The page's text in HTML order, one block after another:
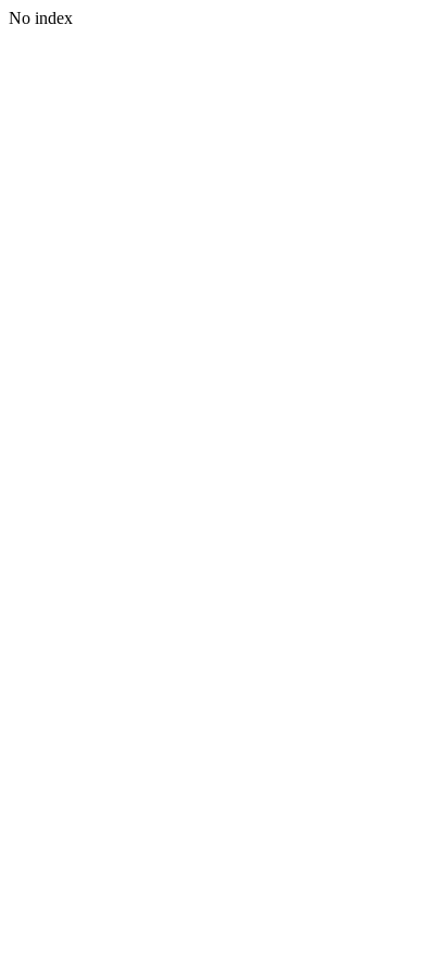
No index